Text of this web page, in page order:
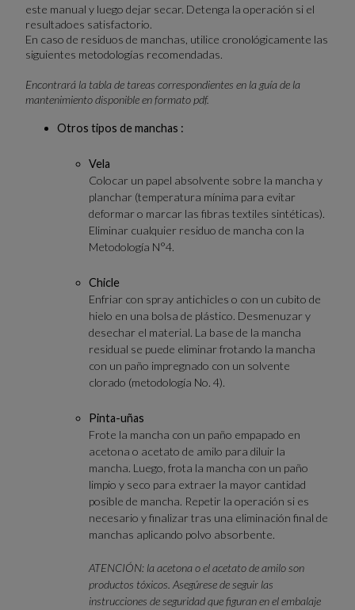
este manual y luego dejar secar. Detenga la operación si el
resultadoes satisfactorio.
En caso de residuos de manchas, utilice cronológicamente las
siguientes metodologías recomendadas.
Encontrará la tabla de tareas correspondientes en la guía de la
mantenimiento disponible en formato pdf.
Otros tipos de manchas :
Vela
Colocar un papel absolvente sobre la mancha y
planchar (temperatura mínima para evitar
deformar o marcar las fibras textiles sintéticas).
Eliminar cualquier residuo de mancha con la
Metodología N°4.
Chicle
Enfriar con spray antichicles o con un cubito de
hielo en una bolsa de plástico. Desmenuzar y
desechar el material. La base de la mancha
residual se puede eliminar frotando la mancha
con un paño impregnado con un solvente
clorado (metodología No. 4).
Pinta-uñas
Frote la mancha con un paño empapado en
acetona o acetato de amilo para diluir la
mancha. Luego, frota la mancha con un paño
limpio y seco para extraer la mayor cantidad
posible de mancha. Repetir la operación si es
necesario y finalizar tras una eliminación final de
manchas aplicando polvo absorbente.
ATENCIÓN: la acetona o el acetato de amilo son
productos tóxicos. Asegúrese de seguir las
instrucciones de seguridad que figuran en el embalaje